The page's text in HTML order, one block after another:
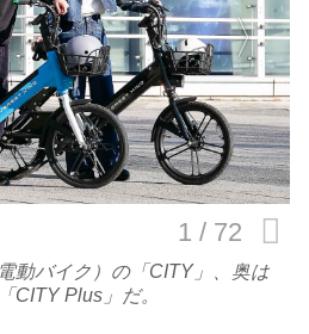
ード
ル
について
動バイク）の「CITY」、奥は
CITY Plus」だ。